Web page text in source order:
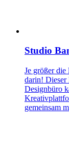
Studio
Je größer die
darin! Dieser
Designbüro
gemeinsam